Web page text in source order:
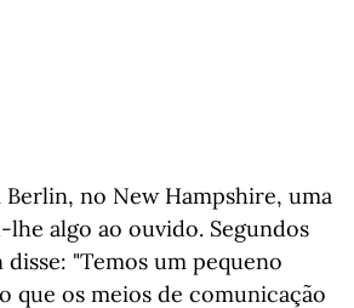
no New Hampshire, uma
algo ao ouvido. Segundos
disse: "Temos um pequeno
que os meios de comunicação